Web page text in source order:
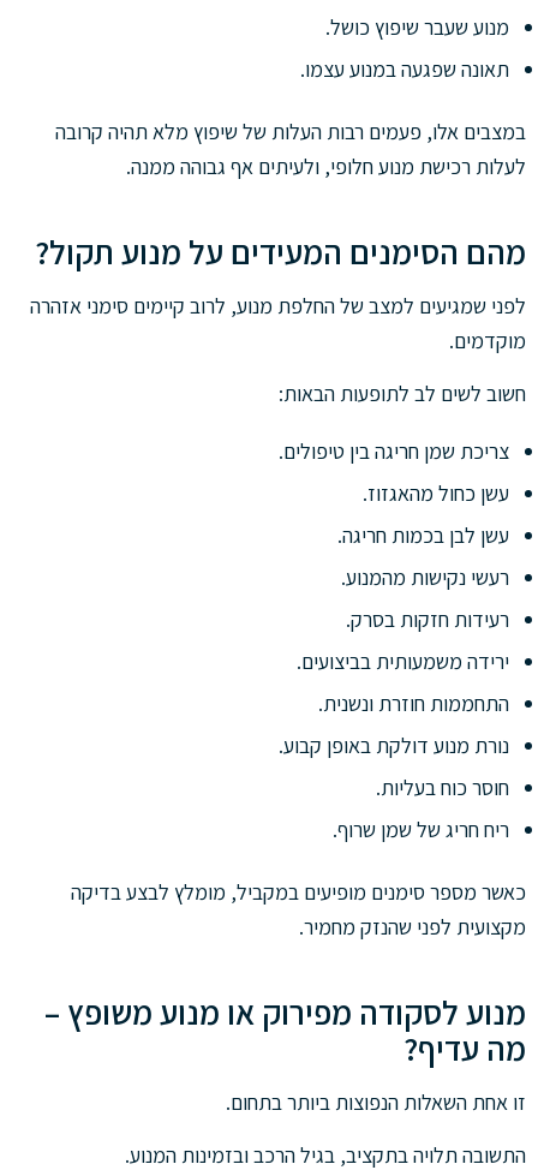
מנוע שעבר שיפוץ כושל.
תאונה שפגעה במנוע עצמו.
במצבים אלו, פעמים רבות העלות של שיפוץ מלא תהיה קרובה
לעלות רכישת מנוע חלופי, ולעיתים אף גבוהה ממנה.
מהם הסימנים המעידים על מנוע תקול?
לפני שמגיעים למצב של החלפת מנוע, לרוב קיימים סימני אזהרה
מוקדמים.
חשוב לשים לב לתופעות הבאות:
צריכת שמן חריגה בין טיפולים.
עשן כחול מהאגזוז.
עשן לבן בכמות חריגה.
רעשי נקישות מהמנוע.
רעידות חזקות בסרק.
ירידה משמעותית בביצועים.
התחממות חוזרת ונשנית.
נורת מנוע דולקת באופן קבוע.
חוסר כוח בעליות.
ריח חריג של שמן שרוף.
כאשר מספר סימנים מופיעים במקביל, מומלץ לבצע בדיקה
מקצועית לפני שהנזק מחמיר.
מנוע לסקודה מפירוק או מנוע משופץ –
מה עדיף?
זו אחת השאלות הנפוצות ביותר בתחום.
התשובה תלויה בתקציב, בגיל הרכב ובזמינות המנוע.